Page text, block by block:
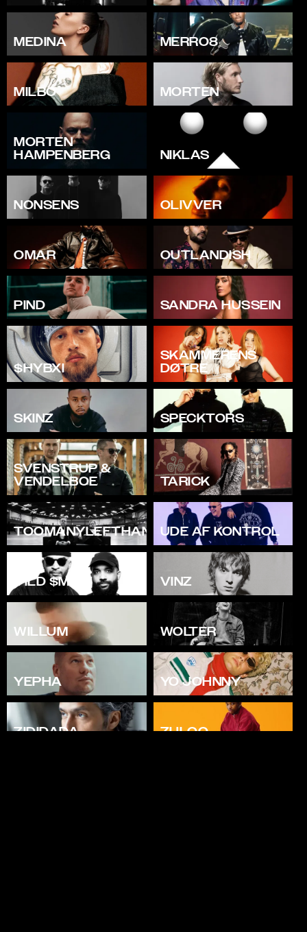
MEDINA MERRO8
MILBO MORTEN
MORTEN
HAMPENBERG
NIKLAS
NONSENS OLIVVER
OMAR OUTLANDISH
PIND SANDRA HUSSEIN
$HYBXI
SKAMMERENS
DØTRE
SKINZ SPECKTORS
SVENSTRUP &
VENDELBOE
TARICK
TOOMANYLEFTHANDSUDE AF KONTROL
VILD $MITH VINZ
WILLUM WOLTER
YEPHA YO JOHNNY
ZIDIDADA ZULOO